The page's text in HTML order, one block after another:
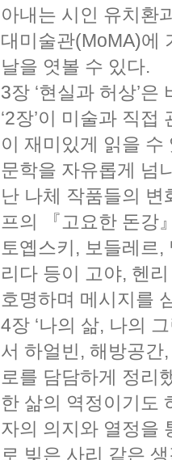
아내는 시인 유치환
대미술관(MoMA)에
날을 엿볼 수 있다.
3장 ‘현실과 허상’
‘2장’이 미술과 직
이 재미있게 읽을
문학을 자유롭게 넘
난 나체 작품들의 변
프의 『고요한 돈강
토옙스키, 보들레르,
리다 등이 고야, 헨
호명하며 메시지를
4장 ‘나의 삶, 나의
서 하얼빈, 해방공간
로를 담담하게 정리
한 삶의 역정이기도
자의 의지와 열정을
로 빚은 사리 같은